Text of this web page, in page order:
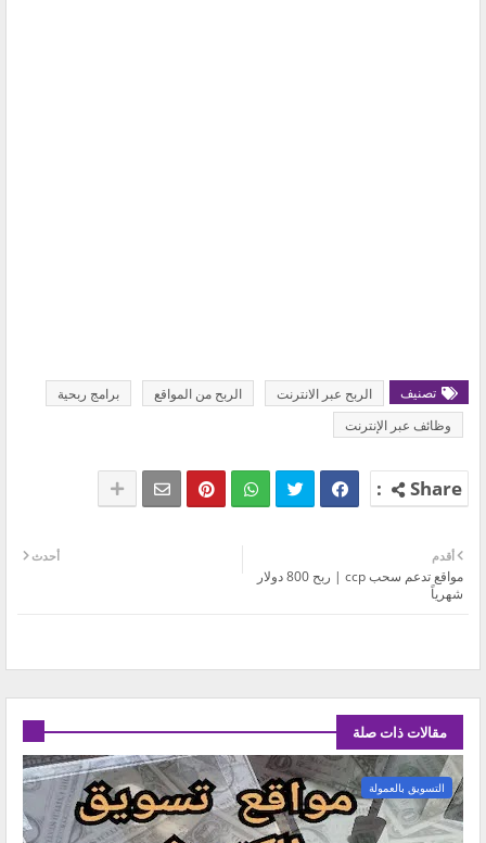
تصنيف الربح عبر الانترنت الربح من المواقع
برامج ربحية
وظائف عبر الإنترنت
أحدث أقدم
مواقع تدعم سحب ccp | ربح 800 دولار
شهرياً
مقالات ذات صلة
التسويق بالعمولة